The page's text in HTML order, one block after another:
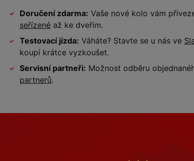
Doručení zdarma: Vaše nové kolo vám
seřízené až ke dveřím.
Testovací jízda: Váháte? Stavte se u nás ve
koupí krátce vyzkoušet.
Servisní partneři: Možnost odběru
partnerů.